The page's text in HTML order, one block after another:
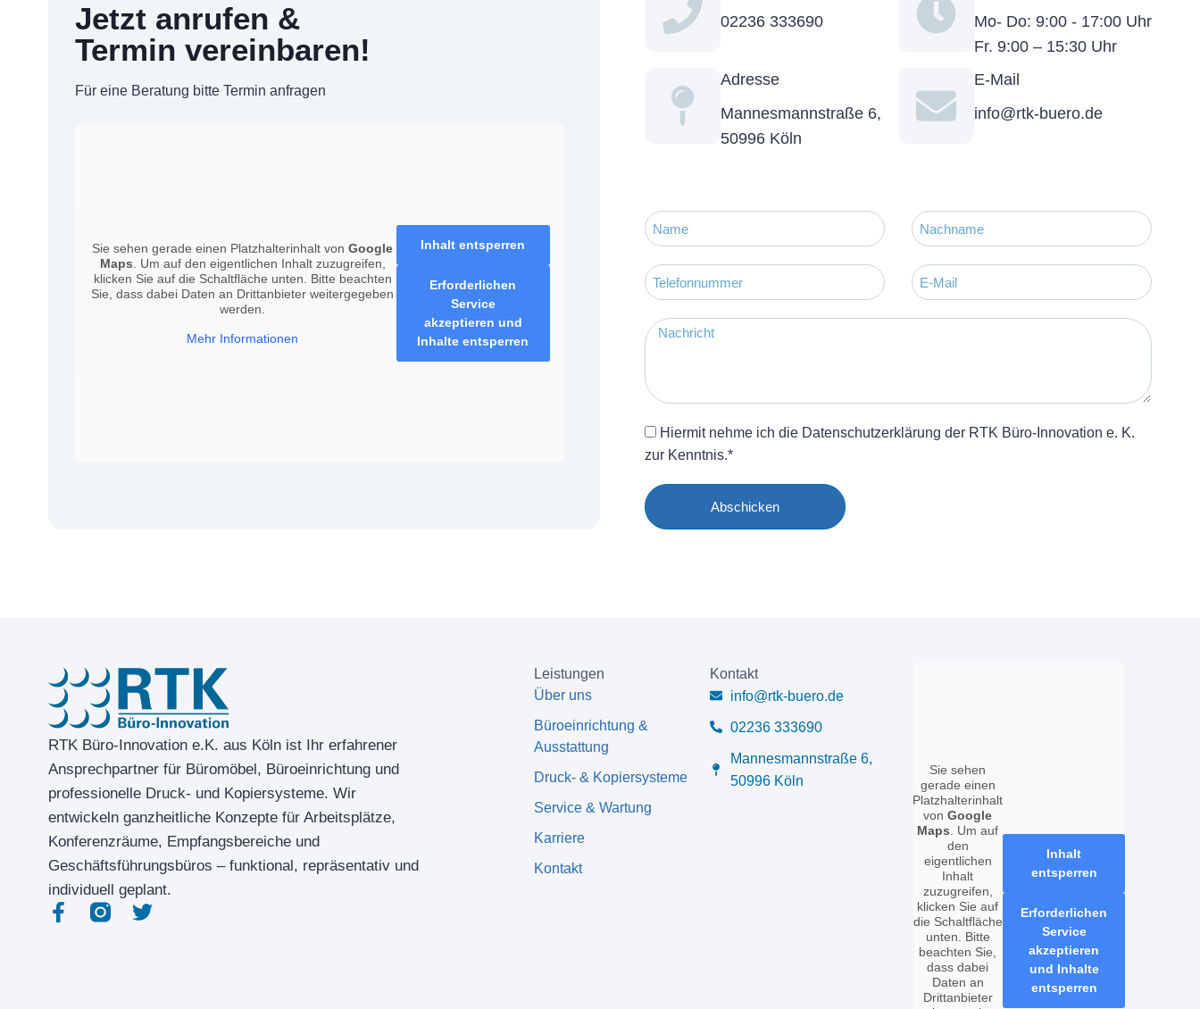
Jetzt anrufen &
Termin vereinbaren!
Für eine Beratung bitte Termin anfragen
Sie sehen gerade einen Platzhalterinhalt vonGoogle
Maps . Um auf den eigentlichen Inhalt zuzugreifen,
klicken Sie auf die Schaltfläche unten. Bitte beachten
Sie, dass dabei Daten an Drittanbieter weitergegeben
werden.
Mehr Informationen
Inhalt entsperren
Erforderlichen
Service
akzeptieren und
Inhalte entsperren
02236 333690
Mo- Do: 9:00 - 17:00 Uhr
Fr. 9:00 – 15:30 Uhr
Adresse
Mannes­mannstraße 6,
50996 Köln
E-Mail
info@rtk-buero.de
Hiermit nehme ich die Datenschutzerklärung der RTK Büro-Innovation e. K.
zur Kenntnis.*
Abschicken
RTK Büro-Innovation e.K. aus Köln ist Ihr erfahrener
Ansprechpartner für Büromöbel, Büroeinrichtung und
professionelle Druck- und Kopiersysteme. Wir
entwickeln ganzheitliche Konzepte für Arbeitsplätze,
Konferenzräume, Empfangsbereiche und
Geschäftsführungsbüros – funktional, repräsentativ und
individuell geplant.
Leistungen
Über uns
Büroeinrichtung &
Ausstattung
Druck- & Kopiersysteme
Service & Wartung
Karriere
Kontakt
Kontakt
info@rtk-buero.de
02236 333690
Mannesmann­straße 6,
50996 Köln
Sie sehen
gerade einen
Platzhalterinhalt
vonGoogle
Maps . Um auf
den
eigentlichen
Inhalt
zuzugreifen,
klicken Sie auf
die Schaltfläche
unten. Bitte
beachten Sie,
dass dabei
Daten an
Drittanbieter
Inhalt
entsperren
Erforderlichen
Service
akzeptieren
und Inhalte
entsperren